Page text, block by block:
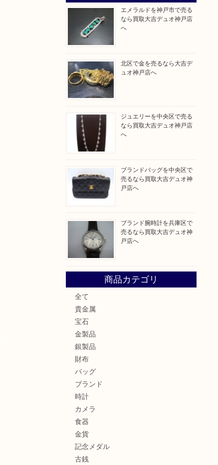
エメラルドを神戸市で売る
なら買取大吉デュオ神戸店
へ
北区で金を売るなら大吉デ
ュオ神戸店へ
ジュエリーを中央区で売る
なら買取大吉デュオ神戸店
へ
ブランドバッグを中央区で
売るなら買取大吉デュオ神
戸店へ
ブランド腕時計を兵庫区で
売るなら買取大吉デュオ神
戸店へ
商品カテゴリ
全て
貴金属
宝石
金製品
銀製品
財布
バッグ
ブランド
時計
カメラ
食器
金貨
記念メダル
古銭